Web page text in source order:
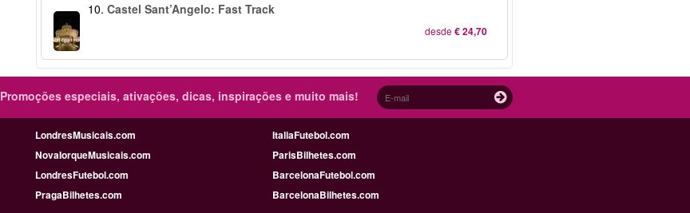
10.Castel Sant’Angelo: Fast Track
desde€ 24,70
Promoções especiais, ativações, dicas, inspirações e muito mais!
LondresMusicais.com
ItaliaFutebol.com
NovaIorqueMusicais.com
ParisBilhetes.com
LondresFutebol.com
BarcelonaFutebol.com
PragaBilhetes.com BarcelonaBilhetes.com